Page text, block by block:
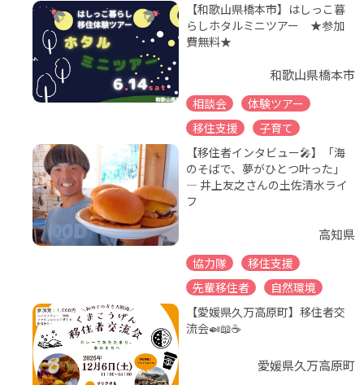
【和歌山県橋本市】はしっこ暮
らしホタルミニツアー ★参加
費無料★
和歌山県橋本市
相談会
体験ツアー
移住支援
子育て
【移住者インタビュー🎤】「海
のそばで、夢がひとつ叶った」
― 井上友之さんの土佐清水ライ
フ
高知県
協力隊
移住支援
先輩移住者
自然環境
【愛媛県久万高原町】移住者交
流会🍛📖☕
愛媛県久万高原町